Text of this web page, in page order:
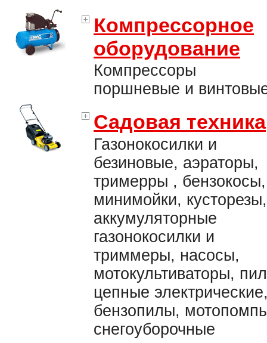
Компрессорное
оборудование
Компрессоры
поршневые и
Садовая техника
Газонокосилки и
безиновые, аэраторы,
тримерры , бензокосы,
минимойки, кусторезы,
аккумуляторные
газонокосилки и
триммеры, насосы,
мотокультиваторы,
цепные
бензопилы,
снегоуборочные